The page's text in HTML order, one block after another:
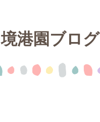
境港園ブログ